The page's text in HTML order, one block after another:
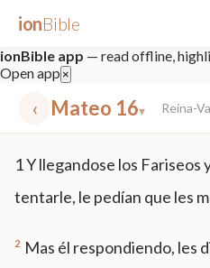
ionBible
ionBible app — read offline,
Open app ×
‹ Mateo 16▾ Reina-
mt 5 nt faith "peace
1Y llegandose los Fariseos
tentarle, le pedían que les
2 Mas él respondiendo, les